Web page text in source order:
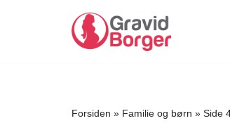
Forsiden » Familie og børn » Side